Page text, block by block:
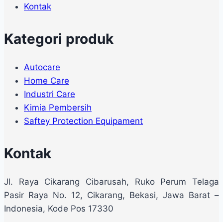
Kontak
Kategori produk
Autocare
Home Care
Industri Care
Kimia Pembersih
Saftey Protection Equipament
Kontak
Jl. Raya Cikarang Cibarusah, Ruko Perum Telaga
Pasir Raya No. 12, Cikarang, Bekasi, Jawa Barat –
Indonesia, Kode Pos 17330